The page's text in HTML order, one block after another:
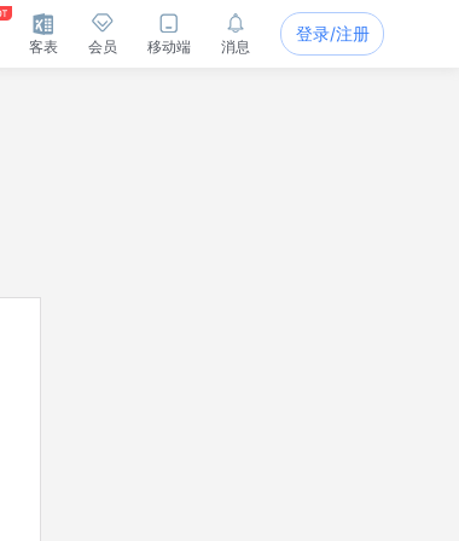
客表 会员 移动端 消息
登录/注册